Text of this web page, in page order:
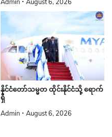
နိုင်ငံတော်သမ္မတ ထိုင်းနိုင်ငံသို့ ရောက်
ရှိ
Admin August 6, 2026